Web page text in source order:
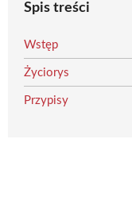
Spis treści
Wstęp
Życiorys
Przypisy